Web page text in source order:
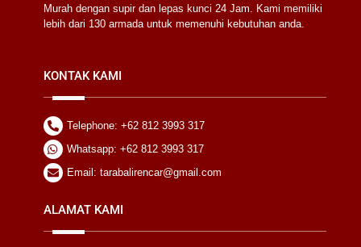
Murah dengan supir dan lepas kunci 24 Jam. Kami memiliki
lebih dari 130 armada untuk memenuhi kebutuhan anda.
KONTAK KAMI
Telephone: +62 812 3993 317
Whatsapp: +62 812 3993 317
Email: tarabalirencar@gmail.com
ALAMAT KAMI